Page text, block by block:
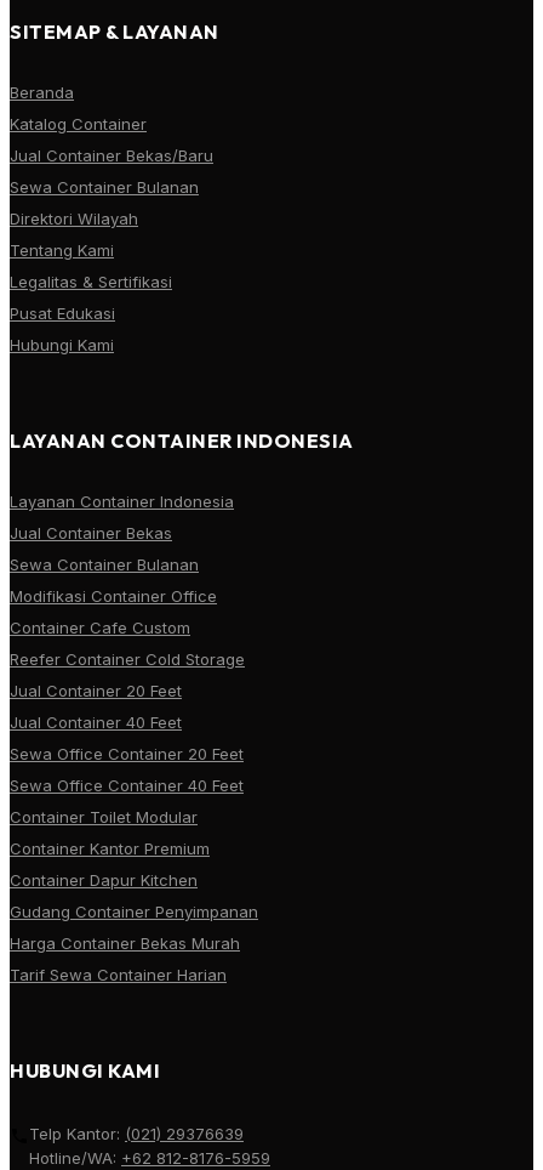
SITEMAP & LAYANAN
Beranda
Katalog Container
Jual Container Bekas/Baru
Sewa Container Bulanan
Direktori Wilayah
Tentang Kami
Legalitas & Sertifikasi
Pusat Edukasi
Hubungi Kami
LAYANAN CONTAINER INDONESIA
Layanan Container Indonesia
Jual Container Bekas
Sewa Container Bulanan
Modifikasi Container Office
Container Cafe Custom
Reefer Container Cold Storage
Jual Container 20 Feet
Jual Container 40 Feet
Sewa Office Container 20 Feet
Sewa Office Container 40 Feet
Container Toilet Modular
Container Kantor Premium
Container Dapur Kitchen
Gudang Container Penyimpanan
Harga Container Bekas Murah
Tarif Sewa Container Harian
HUBUNGI KAMI
Telp Kantor: (021) 29376639
Hotline/WA: +62 812-8176-5959